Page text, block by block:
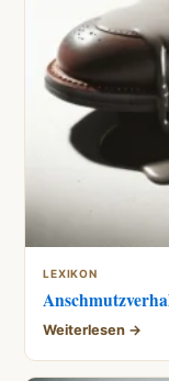
LEXIKON
Weiterlesen →